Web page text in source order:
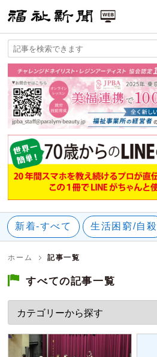
福祉新聞 WEB
新着-すべて 生活困窮/自殺
ホーム 記事一覧
すべての記事一覧